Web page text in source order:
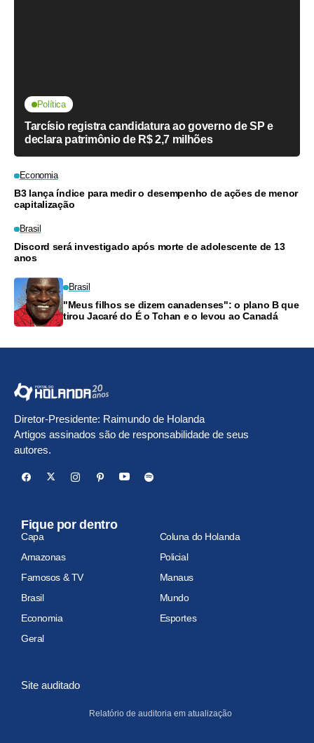
Política
Tarcísio registra candidatura ao governo de SP e
declara patrimônio de R$ 2,7 milhões
Economia
B3 lança índice para medir o desempenho de ações de menor
capitalização
Brasil
Discord será investigado após morte de adolescente de 13
anos
Brasil
"Meus filhos se dizem canadenses": o plano B que
tirou Jacaré do É o Tchan e o levou ao Canadá
Diretor-Presidente: Raimundo de Holanda
Artigos assinados são de responsabilidade de seus
autores.
Fique por dentro
Capa
Coluna do Holanda
Amazonas
Policial
Famosos & TV
Manaus
Brasil
Mundo
Economia
Esportes
Geral
Site auditado
Relatório de auditoria em atualização